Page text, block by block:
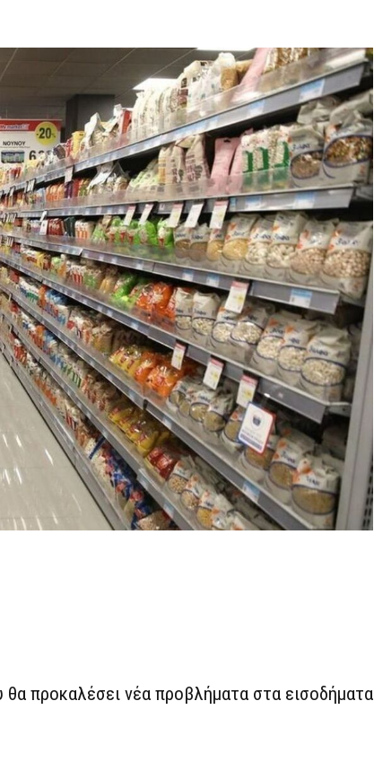
θα προκαλέσει νέα προβλήματα στα εισοδήματα